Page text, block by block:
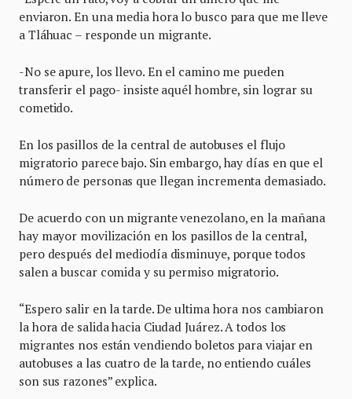
enviaron. En una media hora lo busco para que me lleve
a Tláhuac – responde un migrante.
-No se apure, los llevo. En el camino me pueden
transferir el pago- insiste aquél hombre, sin lograr su
cometido.
En los pasillos de la central de autobuses el flujo
migratorio parece bajo. Sin embargo, hay días en que el
número de personas que llegan incrementa demasiado.
De acuerdo con un migrante venezolano, en la mañana
hay mayor movilización en los pasillos de la central,
pero después del mediodía disminuye, porque todos
salen a buscar comida y su permiso migratorio.
“Espero salir en la tarde. De ultima hora nos cambiaron
la hora de salida hacia Ciudad Juárez. A todos los
migrantes nos están vendiendo boletos para viajar en
autobuses a las cuatro de la tarde, no entiendo cuáles
son sus razones” explica.